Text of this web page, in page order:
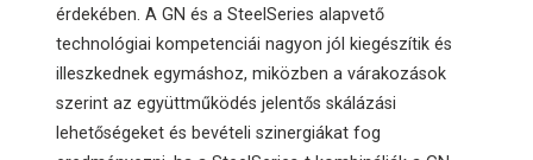
érdekében. A GN és a SteelSeries alapvető
technológiai kompetenciái nagyon jól kiegészítik és
illeszkednek egymáshoz, miközben a várakozások
szerint az együttműködés jelentős skálázási
lehetőségeket és bevételi szinergiákat fog